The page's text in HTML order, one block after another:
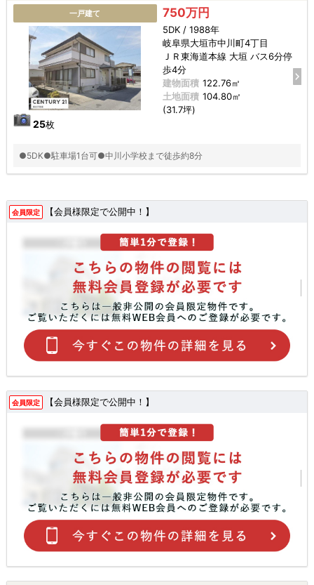
一戸建て
25枚
750万円
5DK / 1988年
岐阜県大垣市中川町4丁目
ＪＲ東海道本線 大垣 バス6分停
歩4分
建物面積 122.76㎡
土地面積 104.80㎡
(31.7坪)
●5DK●駐車場1台可●中川小学校まで徒歩約8分
会員限定 【会員様限定で公開中！】
会員限定 【会員様限定で公開中！】